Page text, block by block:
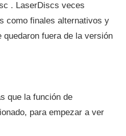
. LaserDiscs veces
como finales alternativos y
fuera de la versión
que la función de
para empezar a ver